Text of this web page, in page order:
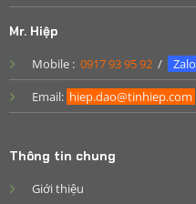
Mr. Hiệp
Mobile : 0917 93 95 92/
Zalo
Email: hiep.dao@tinhiep.com
Thông tin chung
Giới thiệu